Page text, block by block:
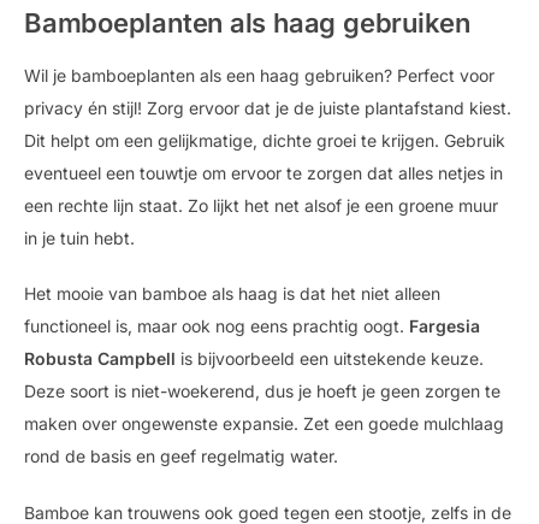
Bamboeplanten als haag gebruiken
Wil je bamboeplanten als een haag gebruiken? Perfect voor
privacy én stijl! Zorg ervoor dat je de juiste plantafstand kiest.
Dit helpt om een gelijkmatige, dichte groei te krijgen. Gebruik
eventueel een touwtje om ervoor te zorgen dat alles netjes in
een rechte lijn staat. Zo lijkt het net alsof je een groene muur
in je tuin hebt.
Het mooie van bamboe als haag is dat het niet alleen
functioneel is, maar ook nog eens prachtig oogt. Fargesia
Robusta Campbell is bijvoorbeeld een uitstekende keuze.
Deze soort is niet-woekerend, dus je hoeft je geen zorgen te
maken over ongewenste expansie. Zet een goede mulchlaag
rond de basis en geef regelmatig water.
Bamboe kan trouwens ook goed tegen een stootje, zelfs in de